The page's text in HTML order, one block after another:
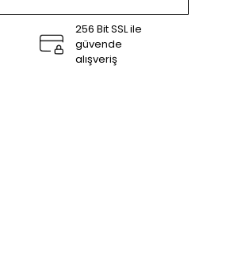
256 Bit SSL ile
güvende
alışveriş